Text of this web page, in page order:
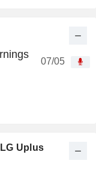
07/05
Uplus